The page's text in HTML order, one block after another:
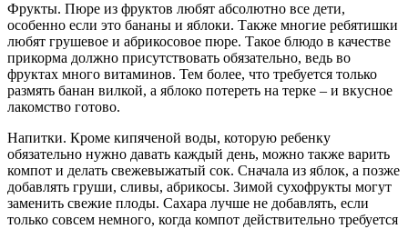
Фрукты. Пюре из фруктов любят абсолютно все дети,
особенно если это бананы и яблоки. Также многие ребятишки
любят грушевое и абрикосовое пюре. Такое блюдо в качестве
прикорма должно присутствовать обязательно, ведь во
фруктах много витаминов. Тем более, что требуется только
размять банан вилкой, а яблоко потереть на терке – и вкусное
лакомство готово.
Напитки. Кроме кипяченой воды, которую ребенку
обязательно нужно давать каждый день, можно также варить
компот и делать свежевыжатый сок. Сначала из яблок, а позже
добавлять груши, сливы, абрикосы. Зимой сухофрукты могут
заменить свежие плоды. Сахара лучше не добавлять, если
только совсем немного, когда компот действительно требуется